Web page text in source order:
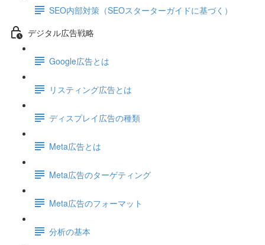
SEO内部対策（SEOスターターガイドに基づく）
デジタル広告戦略
Google広告とは
リスティング広告とは
ディスプレイ広告の種類
Meta広告とは
Meta広告のターゲティング
Meta広告のフォーマット
分析の基本